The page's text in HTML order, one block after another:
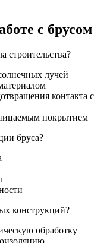
с брусом
строительства?
лучей
контакта с
покрытием
бруса?
конструкций?
обработку